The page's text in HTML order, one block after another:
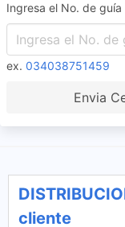
Ingresa el No. de
ex. 034038751459
Envia
cliente